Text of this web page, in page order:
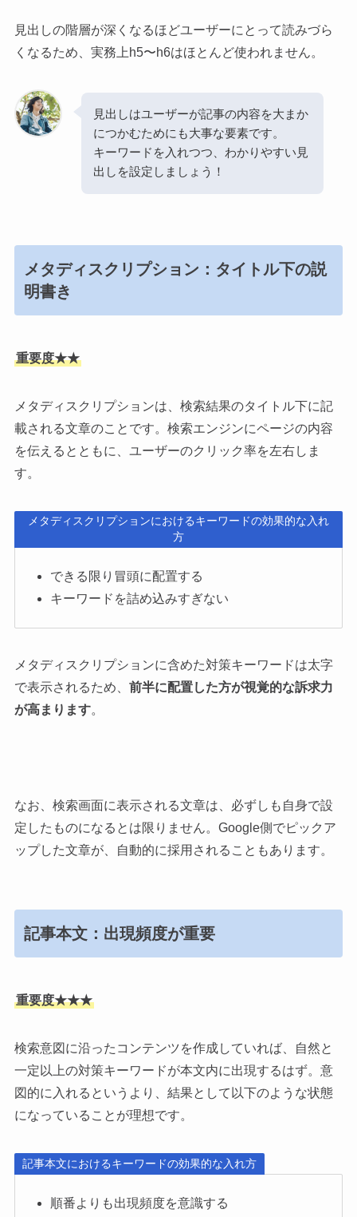
見出しの階層が深くなるほどユーザーにとって読みづら
くなるため、実務上h5〜h6はほとんど使われません。
見出しはユーザーが記事の内容を大まか
につかむためにも大事な要素です。
キーワードを入れつつ、わかりやすい見
出しを設定しましょう！
メタディスクリプション：タイトル下の説
明書き
重要度★★
メタディスクリプションは、検索結果のタイトル下に記
載される文章のことです。検索エンジンにページの内容
を伝えるとともに、ユーザーのクリック率を左右しま
す。
メタディスクリプションにおけるキーワードの効果的な入れ
方
できる限り冒頭に配置する
キーワードを詰め込みすぎない
メタディスクリプションに含めた対策キーワードは太字
で表示されるため、 前半に配置した方が視覚的な訴求力
が高まります。
なお、検索画面に表示される文章は、必ずしも自身で設
定したものになるとは限りません。Google側でピックア
ップした文章が、自動的に採用されることもあります。
記事本文：出現頻度が重要
重要度★★★
検索意図に沿ったコンテンツを作成していれば、自然と
一定以上の対策キーワードが本文内に出現するはず。意
図的に入れるというより、結果として以下のような状態
になっていることが理想です。
記事本文におけるキーワードの効果的な入れ方
順番よりも出現頻度を意識する